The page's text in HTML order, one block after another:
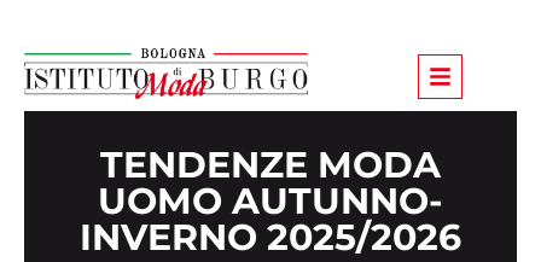
TENDENZE MODA
UOMO AUTUNNO-
INVERNO 2025/2026